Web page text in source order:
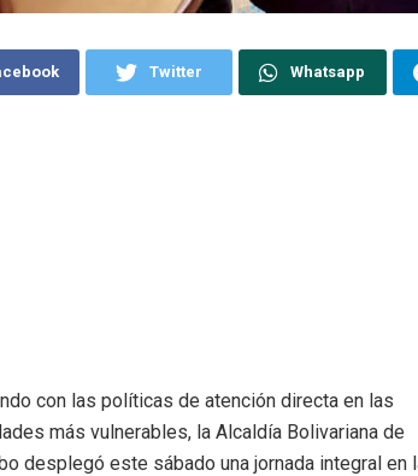
Twitter Whatsapp
con las políticas de atención directa en las
más vulnerables, la Alcaldía Bolivariana de
desplegó este sábado una jornada integral en